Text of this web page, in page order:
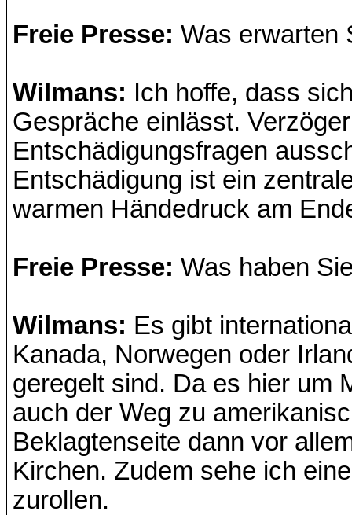
Freie Presse: Was erwarten
Wilmans: Ich hoffe, dass
Gespräche einlässt.
Entschädigungsfragen
Entschädigung ist ein
warmen Händedruck am
Freie Presse: Was haben
Wilmans: Es gibt
Kanada, Norwegen oder
geregelt sind. Da es hier um
auch der Weg zu
Beklagtenseite dann vor
Kirchen. Zudem sehe ich
zurollen.